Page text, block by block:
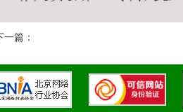
一篇：